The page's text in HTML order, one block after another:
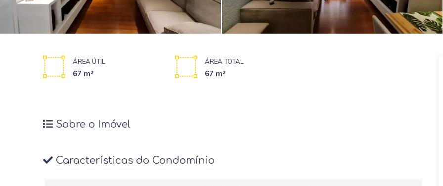
ÁREA ÚTIL
67 m²
ÁREA TOTAL
67 m²
Sobre o Imóvel
Características do Condomínio